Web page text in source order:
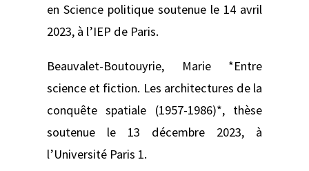
en Science politique soutenue le 14 avril
2023, à l’IEP de Paris.
Beauvalet-Boutouyrie, Marie *Entre
science et fiction. Les architectures de la
conquête spatiale (1957-1986)*, thèse
soutenue le 13 décembre 2023, à
l’Université Paris 1.